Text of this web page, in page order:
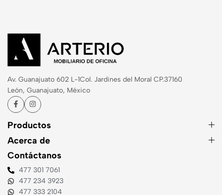
Av. Guanajuato 602 L-1Col. Jardines del Moral CP.37160
León, Guanajuato, México
Productos
Acerca de
Contáctanos
477 301 7061
477 234 3923
477 333 2104